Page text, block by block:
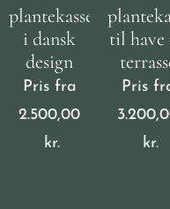
plantekasse
i dansk
design
Pris fra
2.500,00
kr.
til have
Pris
kr.